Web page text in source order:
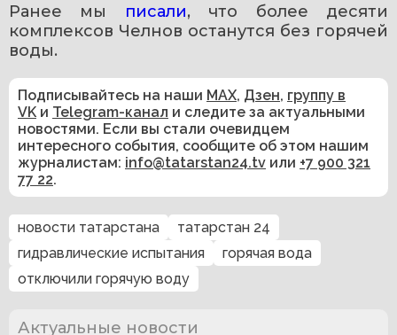
Ранее мы писали, что более десяти
комплексов Челнов останутся без горячей
воды.
Подписывайтесь на наши MAX, Дзен, группу в
VK и Telegram-канал и следите за актуальными
новостями. Если вы стали очевидцем
интересного события, сообщите об этом нашим
журналистам: info@tatarstan24.tv или +7 900 321
77 22.
новости татарстана
татарстан 24
гидравлические испытания
горячая вода
отключили горячую воду
Актуальные новости